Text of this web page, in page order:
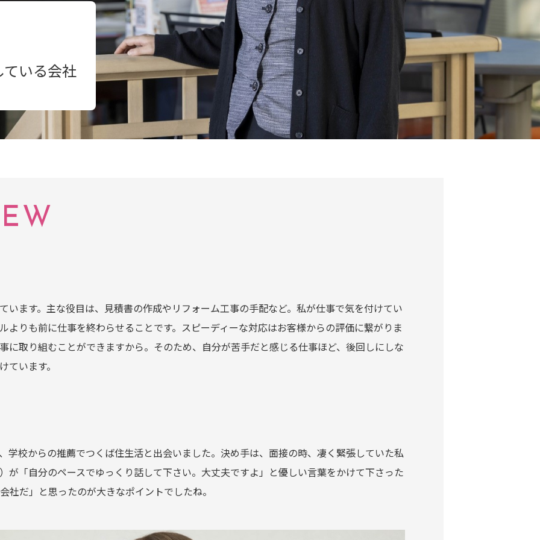
いる会社
います。主な役目は、見積書の作成やリフォーム工事の手配など。私が仕事で気を付けてい
よりも前に仕事を終わらせることです。スピーディーな対応はお客様からの評価に繋がりま
に取り組むことができますから。そのため、自分が苦手だと感じる仕事ほど、後回しにしな
ています。
学校からの推薦でつくば住生活と出会いました。決め手は、面接の時、凄く緊張していた私
が「自分のペースでゆっくり話して下さい。大丈夫ですよ」と優しい言葉をかけて下さった
社だ」と思ったのが大きなポイントでしたね。